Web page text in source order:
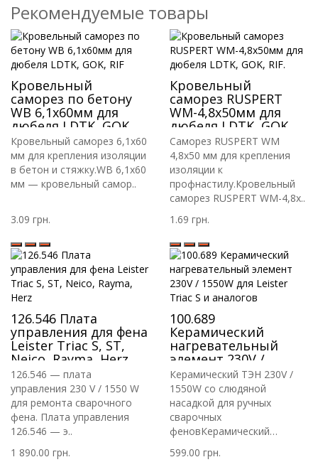
Рекомендуемые товары
Кровельный
саморез по бетону
WB 6,1х60мм для
дюбеля LDTK, GOK,
RIF
Кровельный саморез 6,1х60
мм для крепления изоляции
в бетон и стяжку.WB 6,1х60
мм — кровельный самор..
3.09 грн.
Кровельный
саморез RUSPERT
WM-4,8х50мм для
дюбеля LDTK, GOK,
RIF.
Саморез RUSPERT WM
4,8х50 мм для крепления
изоляции к
профнастилу.Кровельный
саморез RUSPERT WM-4,8х..
1.69 грн.
126.546 Плата
управления для фена
Leister Triac S, ST,
Neico, Rayma, Herz
126.546 — плата
управления 230 V / 1550 W
для ремонта сварочного
фена. Плата управления
126.546 — э..
1 890.00 грн.
100.689
Керамический
нагревательный
элемент 230V /
1550W для Leister
Triac S и аналогов
Керамический ТЭН 230V /
1550W со слюдяной
насадкой для ручных
сварочных
феновКерамический
599.00 грн.